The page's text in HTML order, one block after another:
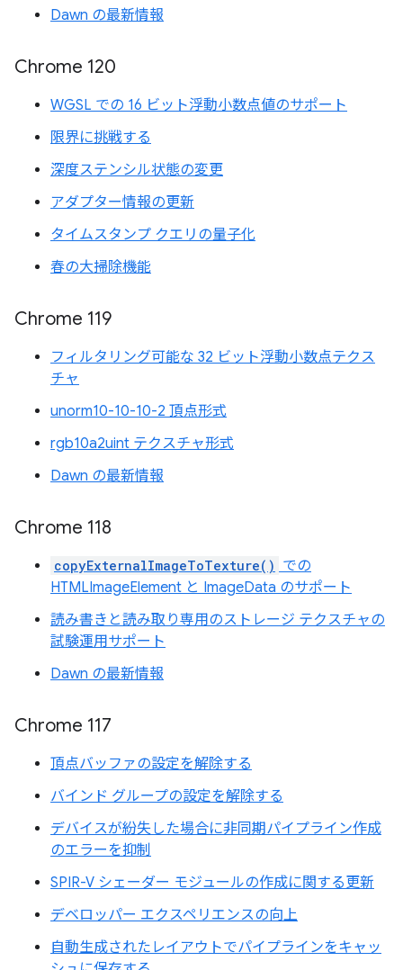
Dawn の最新情報
Chrome 120
WGSL での 16 ビット浮動小数点値のサポート
限界に挑戦する
深度ステンシル状態の変更
アダプター情報の更新
タイムスタンプ クエリの量子化
春の大掃除機能
Chrome 119
フィルタリング可能な 32 ビット浮動小数点テクス
チャ
unorm10-10-10-2 頂点形式
rgb10a2uint テクスチャ形式
Dawn の最新情報
Chrome 118
copyExternalImageToTexture() での
HTMLImageElement と ImageData のサポート
読み書きと読み取り専用のストレージ テクスチャの
試験運用サポート
Dawn の最新情報
Chrome 117
頂点バッファの設定を解除する
バインド グループの設定を解除する
デバイスが紛失した場合に非同期パイプライン作成
のエラーを抑制
SPIR-V シェーダー モジュールの作成に関する更新
デベロッパー エクスペリエンスの向上
自動生成されたレイアウトでパイプラインをキャッ